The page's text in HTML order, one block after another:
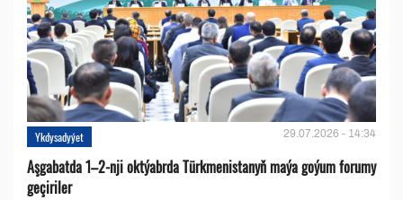
Ykdysadyýet 29.07.2026 - 14:34
Aşgabatda 1–2-nji oktýabrda Türkmenistanyň maýa goýum forumy
geçiriler